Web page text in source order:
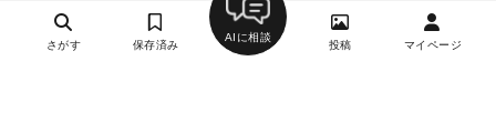
さがす 保存済み
AIに相談
投稿 マイページ